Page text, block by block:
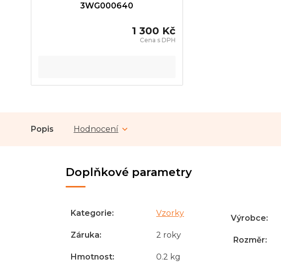
3WG000640
1 300 Kč
Popis Hodnocení
Doplňkové parametry
Kategorie: Vzorky
Záruka: 2 roky
Hmotnost: 0.2 kg
Výrobce:
Rozměr: